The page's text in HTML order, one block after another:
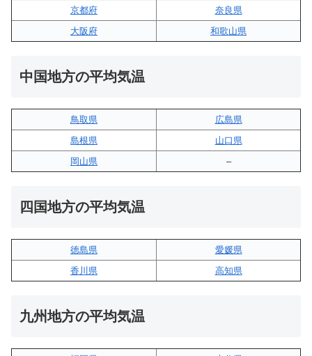
京都府
奈良県
大阪府
和歌山県
中国地方の平均気温
鳥取県
広島県
島根県
山口県
岡山県
–
四国地方の平均気温
徳島県
愛媛県
香川県
高知県
九州地方の平均気温